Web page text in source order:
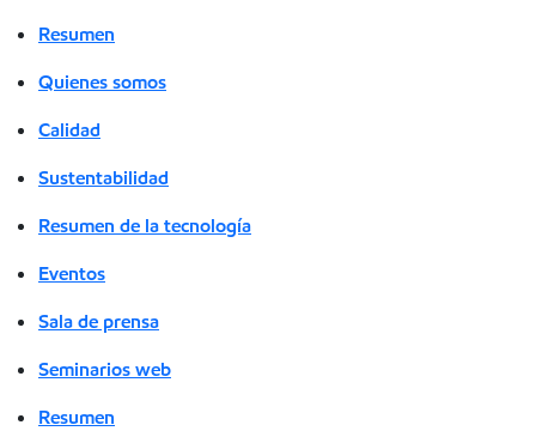
Resumen
Quienes somos
Calidad
Sustentabilidad
Resumen de la tecnología
Eventos
Sala de prensa
Seminarios web
Resumen